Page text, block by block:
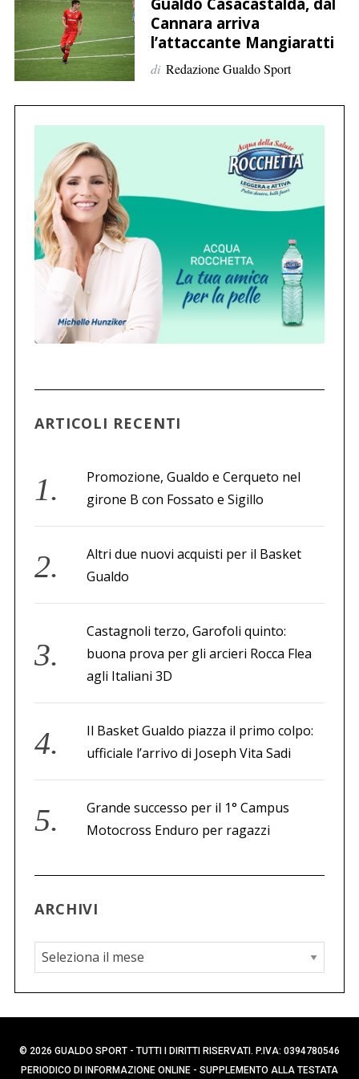
e
r
:
Cannara arriva
l’attaccante Mangiaratti
di Redazione Gualdo Sport
ARTICOLI RECENTI
Promozione, Gualdo e Cerqueto nel
girone B con Fossato e Sigillo
Altri due nuovi acquisti per il Basket
Gualdo
Castagnoli terzo, Garofoli quinto:
buona prova per gli arcieri Rocca Flea
agli Italiani 3D
Il Basket Gualdo piazza il primo colpo:
ufficiale l’arrivo di Joseph Vita Sadi
Grande successo per il 1° Campus
Motocross Enduro per ragazzi
ARCHIVI
A
r
c
h
i
v
© 2026 GUALDO SPORT - TUTTI I DIRITTI RISERVATI. P.IVA: 0394780546
PERIODICO DI INFORMAZIONE ONLINE - SUPPLEMENTO ALLA TESTATA
C
e
r
p
r